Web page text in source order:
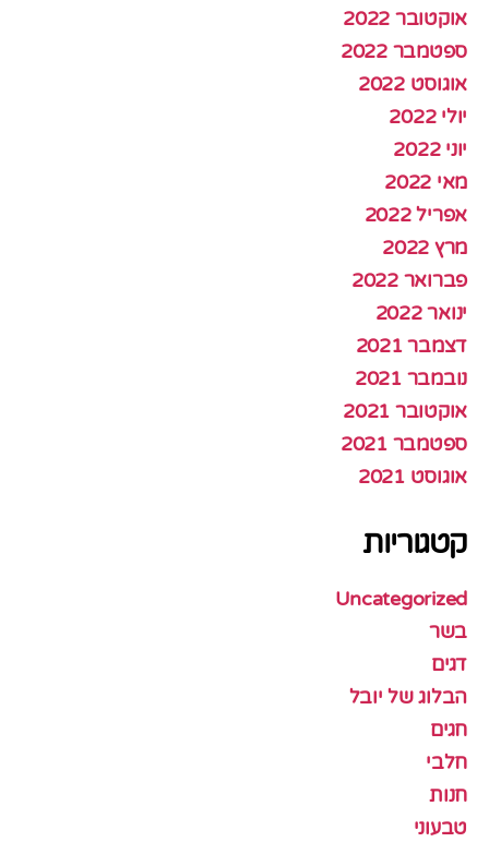
אוקטובר 2022
ספטמבר 2022
אוגוסט 2022
יולי 2022
יוני 2022
מאי 2022
אפריל 2022
מרץ 2022
פברואר 2022
ינואר 2022
דצמבר 2021
נובמבר 2021
אוקטובר 2021
ספטמבר 2021
אוגוסט 2021
קטגוריות
Uncategorized
בשר
דגים
הבלוג של יובל
חגים
חלבי
חנות
טבעוני